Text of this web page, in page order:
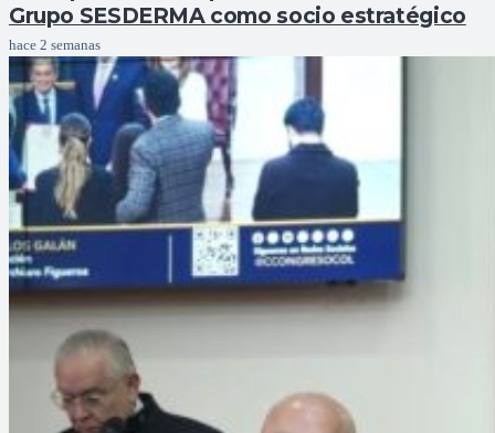
Grupo SESDERMA como socio estratégico
hace 2 semanas